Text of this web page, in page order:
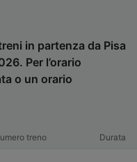
in partenza da Pisa
Per l’orario
o un orario
treno Durata